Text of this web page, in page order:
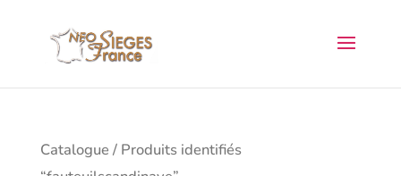
Catalogue / Produits identifiés